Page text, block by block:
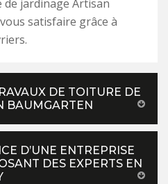
de jardinage Artisan
satisfaire grâce à
DE TOITURE DE
BAUMGARTEN
D’UNE ENTREPRISE
DES EXPERTS EN